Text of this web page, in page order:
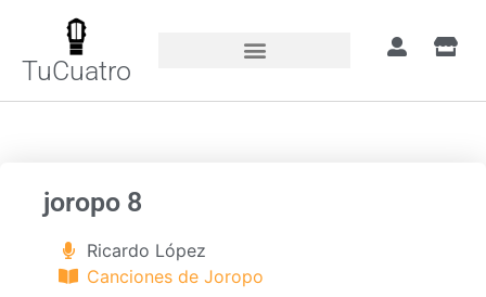
TuCuatro
joropo 8
Ricardo López
Canciones de Joropo